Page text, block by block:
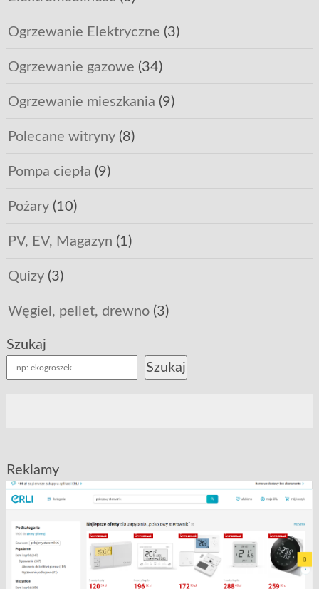
Ogrzewanie Elektryczne (3)
Ogrzewanie gazowe (34)
Ogrzewanie mieszkania (9)
Polecane witryny(8)
Pompa ciepła (9)
Pożary(10)
PV, EV, Magazyn (1)
Quizy(3)
Węgiel, pellet, drewno(3)
Szukaj
Szukaj
Reklamy